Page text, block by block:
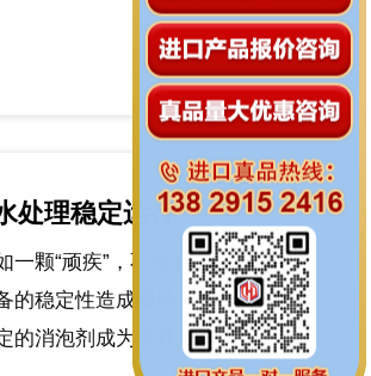
查看详情
处理稳定运行
颗“顽疾”，不仅会降低处理效
的稳定性造成威胁，引发设备故
的消泡剂成为水处...